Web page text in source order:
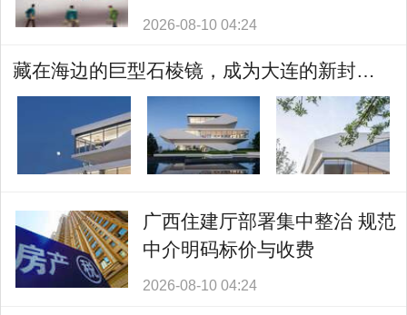
2026-08-10 04:24
藏在海边的巨型石棱镜，成为大连的新封面！
广西住建厅部署集中整治 规范
中介明码标价与收费
2026-08-10 04:24